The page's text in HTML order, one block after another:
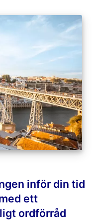
inför din tid
ett
ordförråd